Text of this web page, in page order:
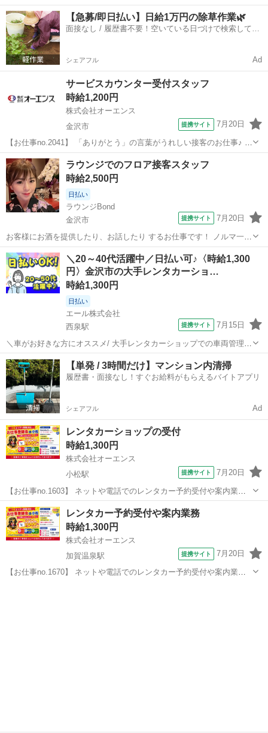
です。配車手配や受け渡し時のご説明など、人と係るお仕事です。レ
ンタカーの移動業務も多少ございます。 ☆今なら入社キャンペーン3
万円プレゼント中！ 20...
石川 野々市市 その他
【急募/即日払い】日給1万円の除草作業🌿
面接なし / 履歴書不要！空いている日づけで検索して即
シェアフル Ad
サービスカウンター受付スタッフ
時給1,200円
株式会社オーエンス
金沢市
提携サイト 7月20日
【お仕事no.2041】 「ありがとう」の言葉がうれしい接客のお仕事♪ 店
内のご案内やギフト包装、商品券販売、ポイントカードの受付など、
お客様をサポートするサービスカウンターでのお仕事です。 派遣社員
■各種保険完備 ...
石川 金沢市 その他
ラウンジでのフロア接客スタッフ
時給2,500円
日払い
ラウンジBond
金沢市
提携サイト 7月20日
お客様にお酒を提供したり、お話したり するお仕事です！ ノルマ一切
なし♪ お酒が飲めなくてもＯＫ♪ 未経験でも安心♪ベテランのママが し
っかりとお教えします。型に ハマったお仕事ではございません。 一緒
にのびのびと楽しみ...
石川 金沢市
＼20～40代活躍中／日払い可♪〈時給1,300
円〉金沢市の大手レンタカーショ…
時給1,300円
日払い
エール株式会社
西泉駅
提携サイト 7月15日
＼車がお好きな方にオススメ/ 大手レンタカーショップでの車両管理の
お仕事です! 【お仕事内容】 ▼車の洗車や清掃 ▼各店舗へレンタカー
手配の段取り ▼店舗と従業員のマネジメント業務 ▼パソコン作業 最
初は配車や洗車などの...
石川 西泉駅 その他
【単発 / 3時間だけ】マンション内清掃
履歴書・面接なし！すぐお給料がもらえるバイトアプリ
シェアフル Ad
レンタカーショップの受付
時給1,300円
株式会社オーエンス
小松駅
提携サイト 7月20日
【お仕事no.1603】 ネットや電話でのレンタカー予約受付や案内業務
です。配車手配や受け渡し時のご説明など、人と係るお仕事です。レ
ンタカーの移動業務も多少ございます。 ☆今なら入社キャンペーン3
万円プレゼント中！ 20代...
石川 小松市 小松駅 その他
レンタカー予約受付や案内業務
時給1,300円
株式会社オーエンス
加賀温泉駅
提携サイト 7月20日
【お仕事no.1670】 ネットや電話でのレンタカー予約受付や案内業務